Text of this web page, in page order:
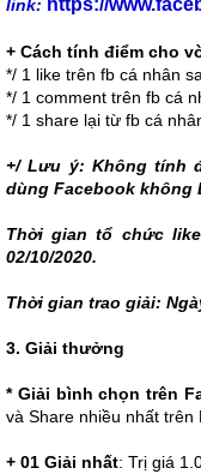
link: https://
+ Cách tính điểm cho
*/ 1 like trên fb cá nhân
*/ 1 comment trên fb cá
*/ 1 share lại từ fb cá
+/ Lưu ý: Không tính
dùng Facebook không
Thời gian tổ chức
02/10/2020.
Thời gian trao giải:
3. Giải thưởng
* Giải bình chọn trên
và Share nhiều nhất trên
+ 01 Giải nhất: Trị giá